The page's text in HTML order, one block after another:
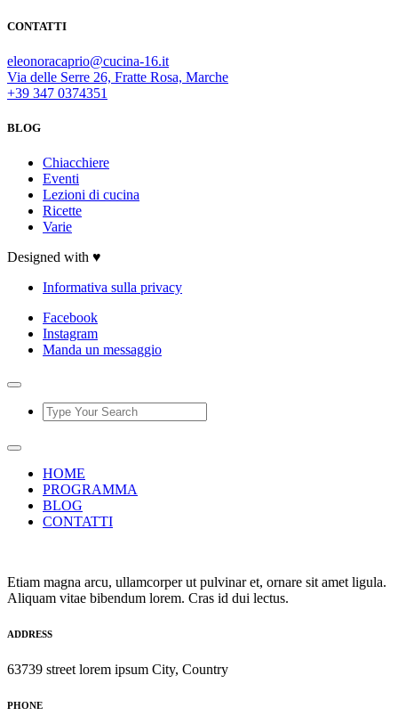
CONTATTI
eleonoracaprio@cucina-16.it
Via delle Serre 26, Fratte Rosa, Marche
+39 347 0374351
BLOG
Chiacchiere
Eventi
Lezioni di cucina
Ricette
Varie
Designed with ♥
Informativa sulla privacy
Facebook
Instagram
Manda un messaggio
HOME
PROGRAMMA
BLOG
CONTATTI
Etiam magna arcu, ullamcorper ut pulvinar et, ornare sit amet ligula.
Aliquam vitae bibendum lorem. Cras id dui lectus.
ADDRESS
63739 street lorem ipsum City, Country
PHONE